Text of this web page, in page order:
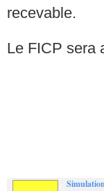
recevable.
Le FICP sera